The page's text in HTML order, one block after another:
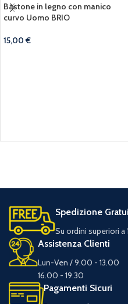
Bastone in legno con manico
curvo Uomo BRIO
15,00€
Spedizione
Su ordini superiori a
Assistenza Clienti
Lun-Ven / 9.00 - 13.00
16.00 - 19.30
Pagamenti Sicuri